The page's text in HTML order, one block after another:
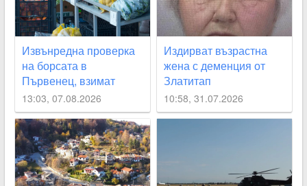
Извънредна проверка
на борсата в
Първенец, взимат
проби за наличие на
пестициди
13:03, 07.08.2026
Издирват възрастна
жена с деменция от
Златитап
10:58, 31.07.2026